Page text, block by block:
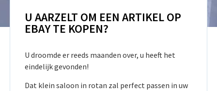
U AARZELT OM EEN ARTIKEL OP
EBAY TE KOPEN?
U droomde er reeds maanden over, u heeft het
eindelijk gevonden!
Dat klein saloon in rotan zal perfect passen in uw